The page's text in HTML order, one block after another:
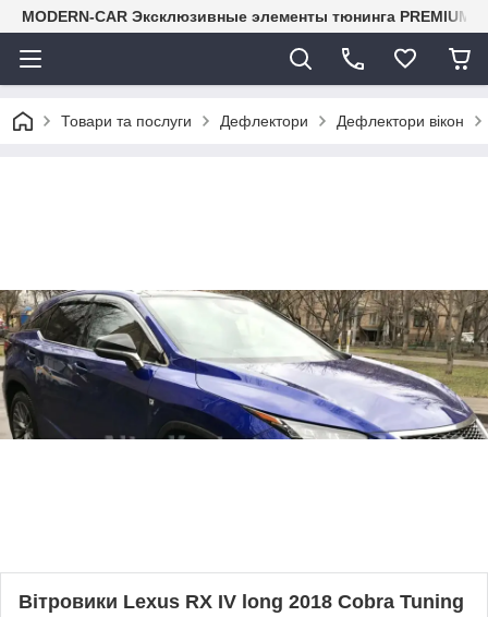
MODERN-CAR Эксклюзивные элементы тюнинга PREMIUM-
Товари та послуги Дефлектори Дефлектори вікон
Вітровики Lexus RX IV long 2018 Cobra Tuning